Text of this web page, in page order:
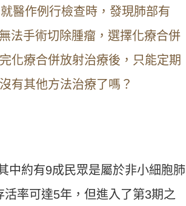
醫作例行檢查時，發現肺部有
法手術切除腫瘤，選擇化療合併
化療合併放射治療後，只能定期
有其他方法治療了嗎？
中約有9成民眾是屬於非小細胞肺
率可達5年，但進入了第3期之